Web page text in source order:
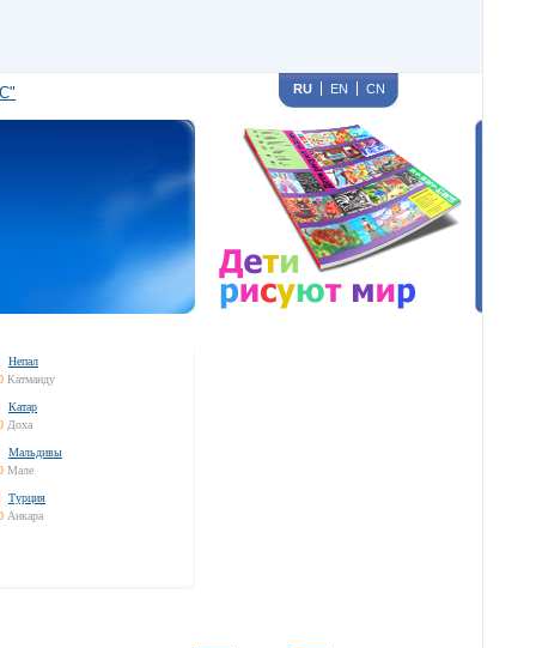
RU EN CN
Непал
Катманду
Катар
Доха
Мальдивы
Мале
Турция
Анкара